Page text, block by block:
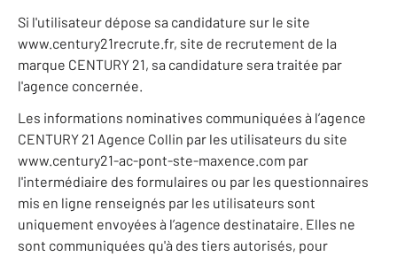
Si l'utilisateur dépose sa candidature sur le site
www.century21recrute.fr, site de recrutement de la
marque CENTURY 21, sa candidature sera traitée par
l'agence concernée.
Les informations nominatives communiquées à l’agence
CENTURY 21 Agence Collin par les utilisateurs du site
www.century21-ac-pont-ste-maxence.com par
l'intermédiaire des formulaires ou par les questionnaires
mis en ligne renseignés par les utilisateurs sont
uniquement envoyées à l’agence destinataire. Elles ne
sont communiquées qu'à des tiers autorisés, pour